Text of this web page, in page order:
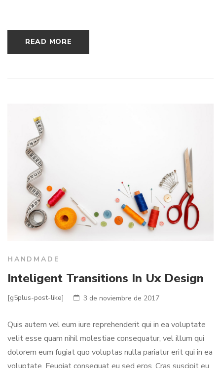
READ MORE
HANDMADE
Inteligent Transitions In Ux Design
[g5plus-post-like] 3 de noviembre de 2017
Quis autem vel eum iure reprehenderit qui in ea voluptate
velit esse quam nihil molestiae consequatur, vel illum qui
dolorem eum fugiat quo voluptas nulla pariatur erit qui in ea